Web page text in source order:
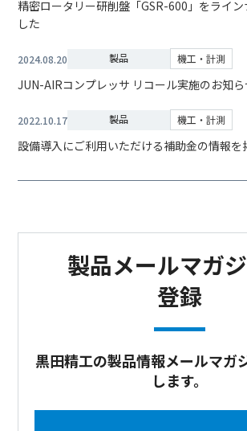
精密ロータリー研削盤「GSR-600」をライ
した
2024.08.20 製品 機工・計測
JUN-AIRコンプレッサ リコール実施のお知ら
2022.10.17 製品 機工・計測
設備導入にご利用いただける補助金の情報を
製品メールマガ
登録
黒田精工の製品情報メールマガ
します。